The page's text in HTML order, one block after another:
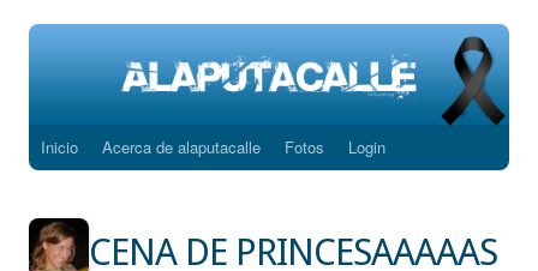
Saltar
contenido
Inicio Acerca de alaputacalle Fotos Login
CENA DE PRINCESAAAAAS